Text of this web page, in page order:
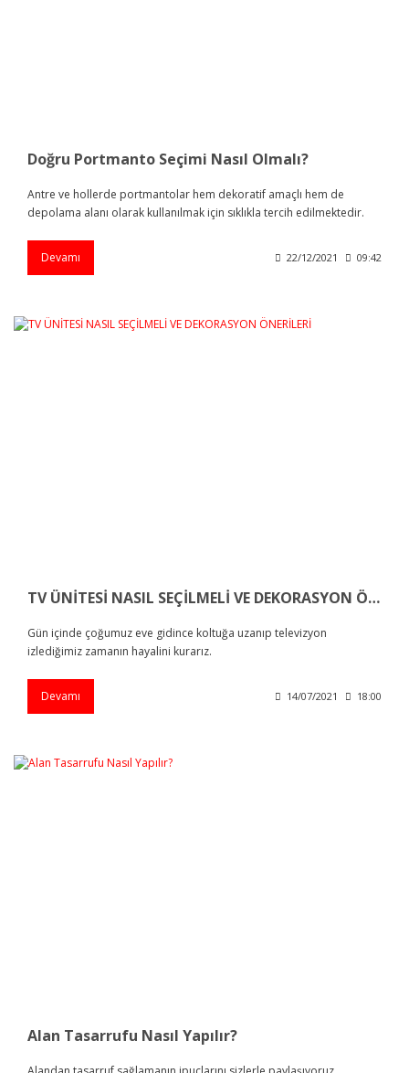
Doğru Portmanto Seçimi Nasıl Olmalı?
Antre ve hollerde portmantolar hem dekoratif amaçlı hem de
depolama alanı olarak kullanılmak için sıklıkla tercih edilmektedir.
Devamı 22/12/2021 09:42
TV ÜNİTESİ NASIL SEÇİLMELİ VE DEKORASYON ÖNERİLERİ
Gün içinde çoğumuz eve gidince koltuğa uzanıp televizyon
izlediğimiz zamanın hayalini kurarız.
Devamı 14/07/2021 18:00
Alan Tasarrufu Nasıl Yapılır?